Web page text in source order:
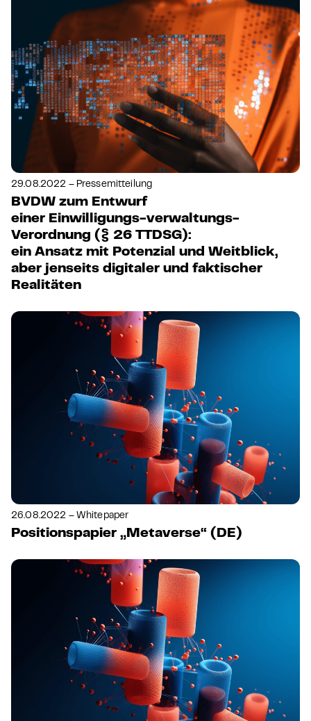
29.08.2022 – Pressemitteilung
BVDW zum Entwurf
einer Einwilligungs-verwaltungs-
Verordnung (§ 26 TTDSG):
ein Ansatz mit Potenzial und Weitblick,
aber jenseits digitaler und faktischer
Realitäten
26.08.2022 – Whitepaper
Positionspapier „Metaverse“ (DE)